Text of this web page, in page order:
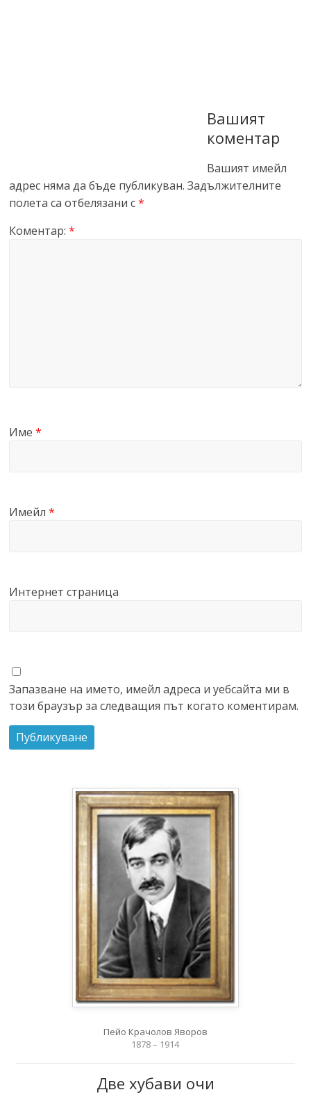
Вашият
коментар
Вашият имейл
адрес няма да бъде публикуван. Задължителните
полета са отбелязани с*
Коментар:*
Име*
Имейл*
Интернет страница
Запазване на името, имейл адреса и уебсайта ми в
този браузър за следващия път когато коментирам.
Пейо Крачолов Яворов
1878 – 1914
Две хубави очи